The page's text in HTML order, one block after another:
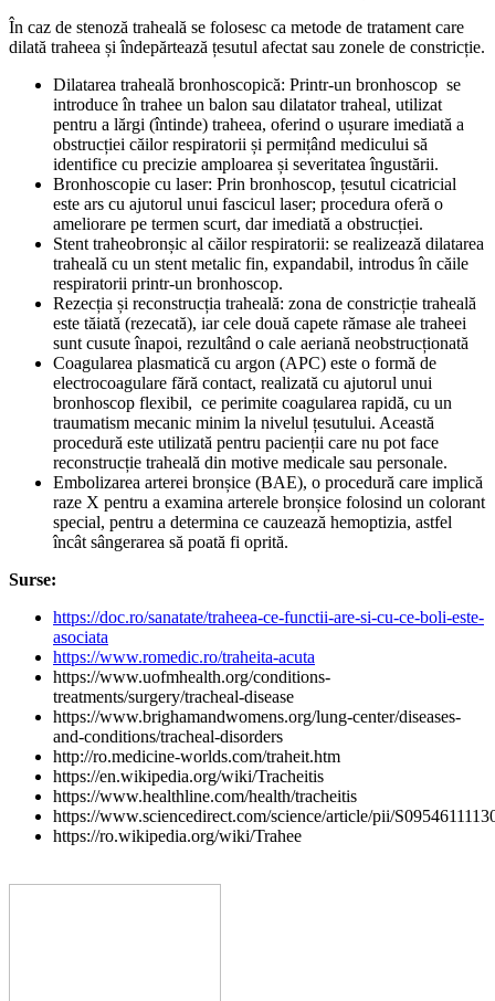
În caz de stenoză traheală se folosesc ca metode de tratament care
dilată traheea și îndepărtează țesutul afectat sau zonele de constricție.
Dilatarea traheală bronhoscopică: Printr-un bronhoscop se
introduce în trahee un balon sau dilatator traheal, utilizat
pentru a lărgi (întinde) traheea, oferind o ușurare imediată a
obstrucției căilor respiratorii și permițând medicului să
identifice cu precizie amploarea și severitatea îngustării.
Bronhoscopie cu laser: Prin bronhoscop, țesutul cicatricial
este ars cu ajutorul unui fascicul laser; procedura oferă o
ameliorare pe termen scurt, dar imediată a obstrucției.
Stent traheobronșic al căilor respiratorii: se realizează dilatarea
traheală cu un stent metalic fin, expandabil, introdus în căile
respiratorii printr-un bronhoscop.
Rezecția și reconstrucția traheală: zona de constricție traheală
este tăiată (rezecată), iar cele două capete rămase ale traheei
sunt cusute înapoi, rezultând o cale aeriană neobstrucționată
Coagularea plasmatică cu argon (APC) este o formă de
electrocoagulare fără contact, realizată cu ajutorul unui
bronhoscop flexibil, ce perimite coagularea rapidă, cu un
traumatism mecanic minim la nivelul țesutului. Această
procedură este utilizată pentru pacienții care nu pot face
reconstrucție traheală din motive medicale sau personale.
Embolizarea arterei bronșice (BAE), o procedură care implică
raze X pentru a examina arterele bronșice folosind un colorant
special, pentru a determina ce cauzează hemoptizia, astfel
încât sângerarea să poată fi oprită.
Surse:
https://doc.ro/sanatate/traheea-ce-functii-are-si-cu-ce-boli-este-
asociata
https://www.romedic.ro/traheita-acuta
https://www.uofmhealth.org/conditions-
treatments/surgery/tracheal-disease
https://www.brighamandwomens.org/lung-center/diseases-
and-conditions/tracheal-disorders
http://ro.medicine-worlds.com/traheit.htm
https://en.wikipedia.org/wiki/Tracheitis
https://www.healthline.com/health/tracheitis
https://www.sciencedirect.com/science/article/pii/
https://ro.wikipedia.org/wiki/Trahee